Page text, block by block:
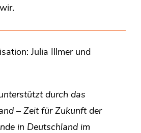
Julia Illmer und
durch das
– Zeit für Zukunft der
in Deutschland im